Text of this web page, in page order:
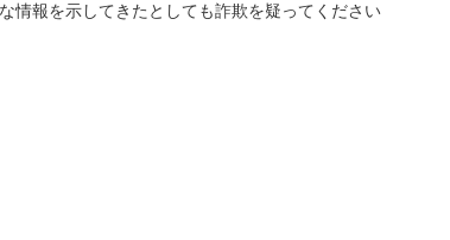
情報を示してきたとしても詐欺を疑ってください